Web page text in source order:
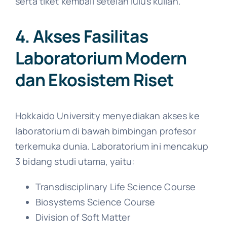
4. Akses Fasilitas
Laboratorium Modern
dan Ekosistem Riset
Hokkaido University menyediakan akses ke
laboratorium di bawah bimbingan profesor
terkemuka dunia. Laboratorium ini mencakup
3 bidang studi utama, yaitu:
Transdisciplinary Life Science Course
Biosystems Science Course
Division of Soft Matter